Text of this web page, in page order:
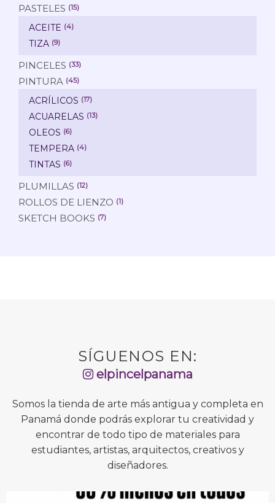
PASTELES (15)
ACEITE (4)
TIZA (9)
PINCELES (33)
PINTURA (45)
ACRÍLICOS (17)
ACUARELAS (13)
OLEOS (6)
TEMPERA (4)
TINTAS (6)
PLUMILLAS (12)
ROLLOS DE LIENZO (1)
SKETCH BOOKS (7)
SÍGUENOS EN:
elpincelpanama
Somos la tienda de arte más antigua y completa en
Panamá donde podrás explorar tu creatividad y
encontrar de todo tipo de materiales para
estudiantes, artistas, arquitectos, creativos y
diseñadores.